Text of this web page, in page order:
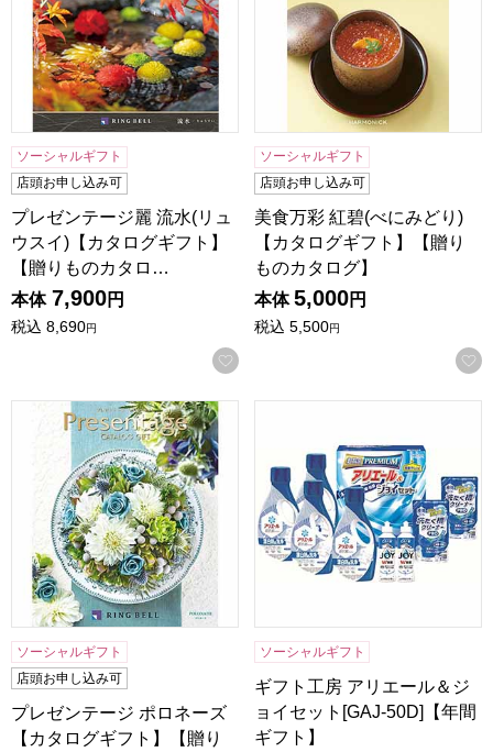
ソーシャルギフト
店頭お申し込み可
プレゼンテージ麗 流水(リュ
ウスイ)【カタログギフト】
【贈りものカタロ…
本体 7,900円
税込 8,690円
お気に入りに登録する
ソーシャルギフト
店頭お申し込み可
美食万彩 紅碧(べにみどり)
【カタログギフト】【贈り
ものカタログ】
本体 5,000円
税込 5,500円
プレゼンテージ ポロネーズ【カタログギフト】【贈りもの
ソーシャルギフト
店頭お申し込み可
プレゼンテージ ポロネーズ
【カタログギフト】【贈り
ソーシャルギフト
ギフト工房 アリエール＆ジ
ョイセット[GAJ-50D]【年間
ギフト】